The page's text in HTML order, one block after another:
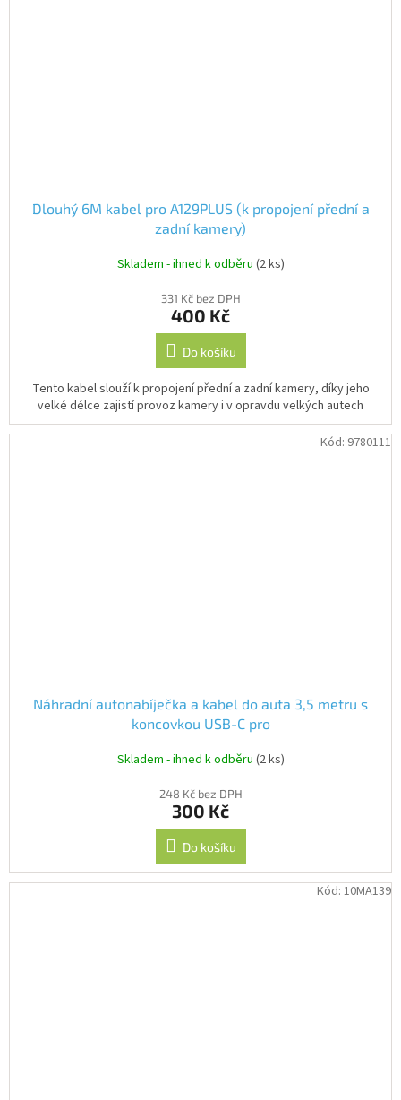
Dlouhý 6M kabel pro A129PLUS (k propojení přední a
zadní kamery)
Skladem - ihned k odběru (2 ks)
331 Kč bez DPH
400 Kč
Do košíku
Tento kabel slouží k propojení přední a zadní kamery, díky jeho
velké délce zajistí provoz kamery i v opravdu velkých autech
Náhradní autonabíječka a kabel do auta 3,5 metru s
koncovkou USB-C pro
Skladem - ihned k odběru (2 ks)
248 Kč bez DPH
300 Kč
Do košíku
Kód: 9780111
Kód: 10MA139